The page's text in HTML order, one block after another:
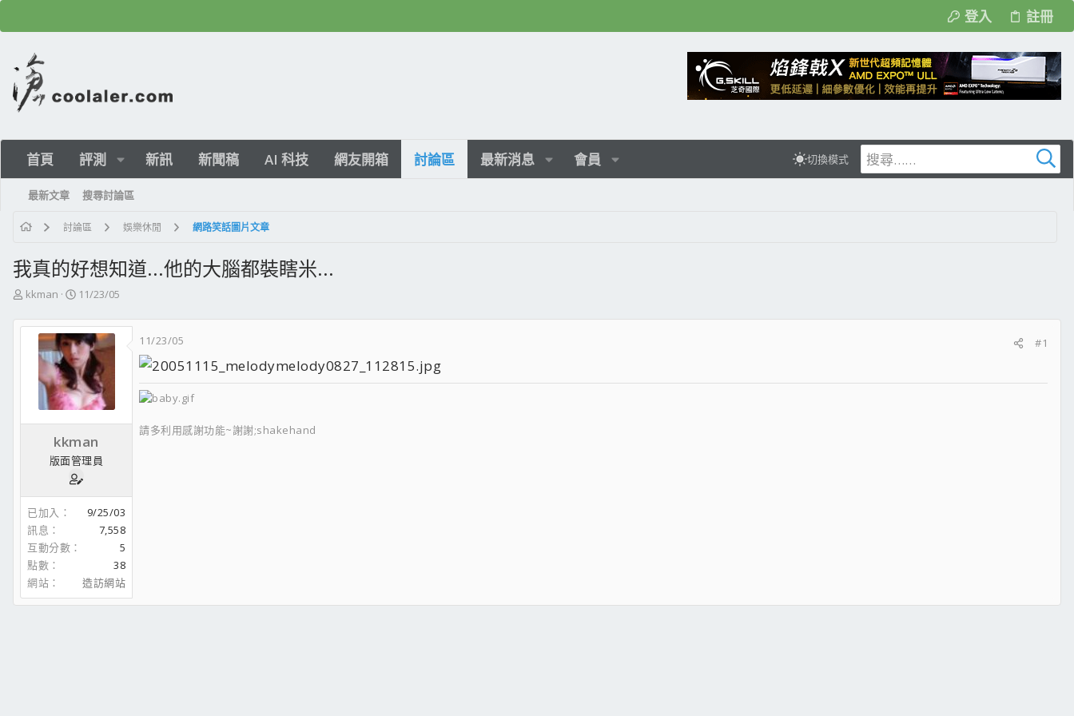
登入 註冊
首頁 評測 新訊 新聞稿 AI 科技 網友開箱 討論區 最新消息 會員 切換模式
最新文章 搜尋討論區
討論區 娛樂休閒 網路笑話圖片文章
我真的好想知道...他的大腦都裝瞎米...
主
發
kkman
開
日
期
11/23/05
kkman
版面管理員
已加入
9/25/03
訊息
7,558
互動分數
5
點數
38
網站
造訪網站
11/23/05 #1
請多利用感謝功能~謝謝;shakehand